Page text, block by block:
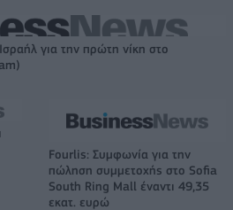
για την πρώτη νίκη στο
Fourlis: Συμφωνία για την
πώληση συμμετοχής στο Sofia
South Ring Mall έναντι 49,35
εκατ. ευρώ